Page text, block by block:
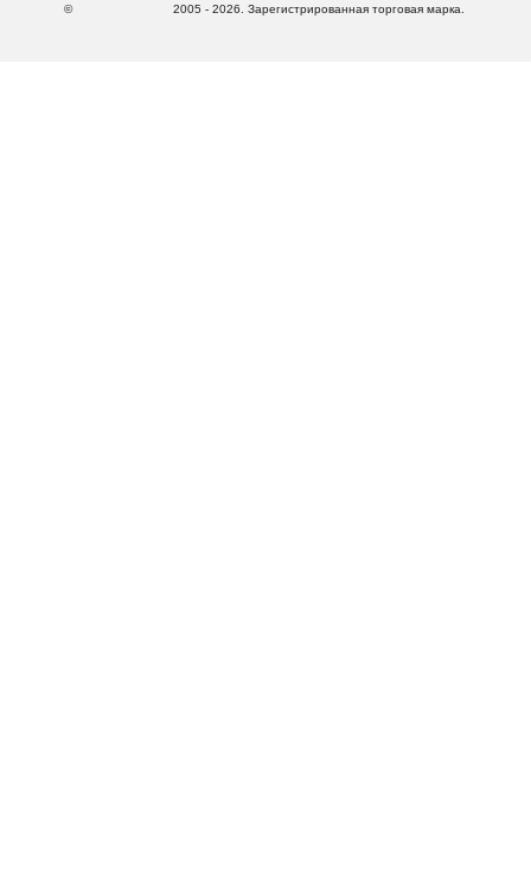
© 2005 - 2026. Зарегистрированная торговая марка.